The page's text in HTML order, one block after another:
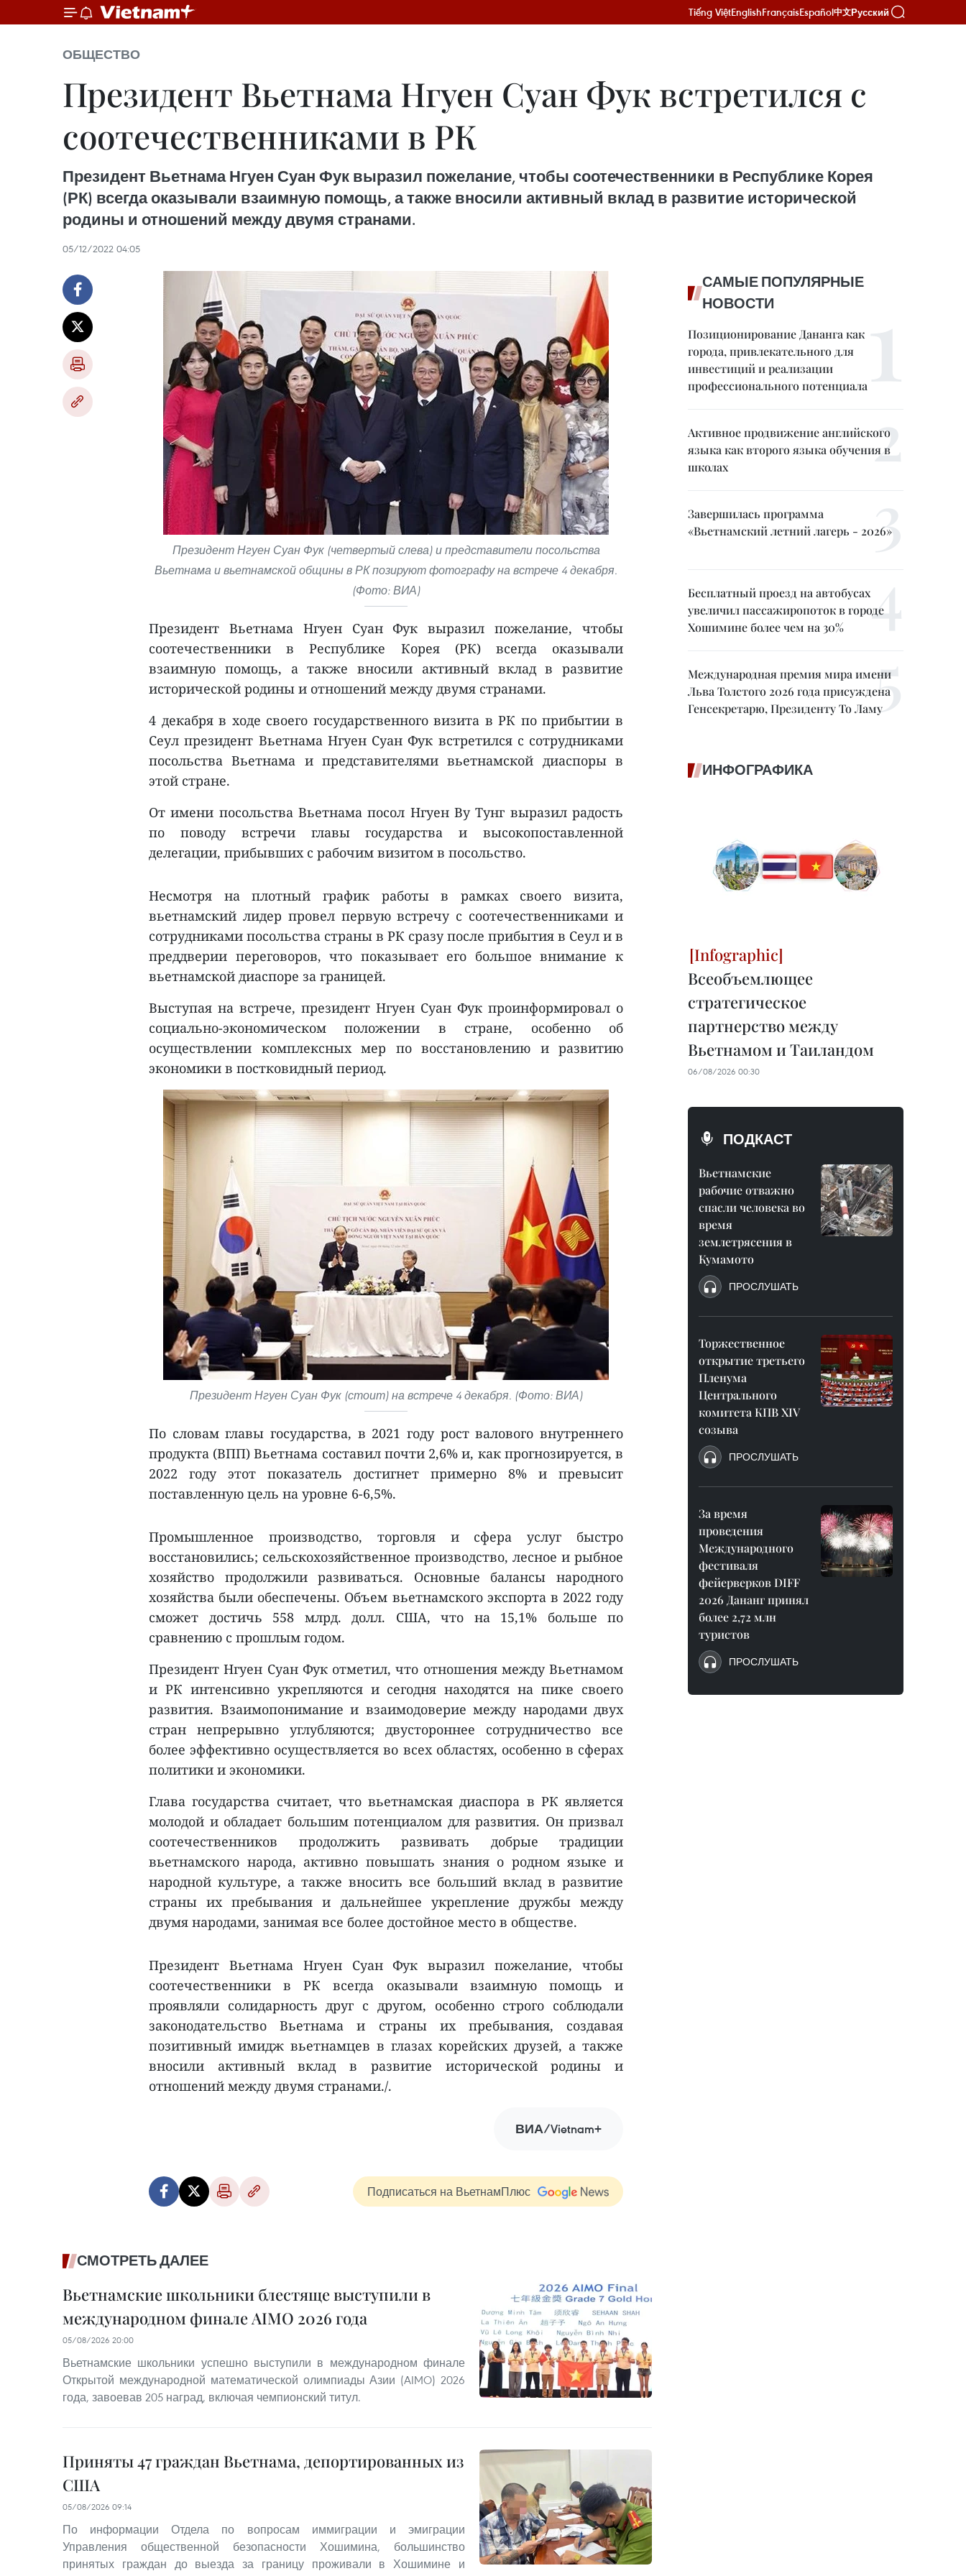
Tiếng ViệtEnglishFrançaisEspañol中文Русский
ОБЩЕСТВО
Президент Вьетнама Нгуен Суан Фук встретился с
соотечественниками в РК
Президент Вьетнама Нгуен Суан Фук выразил пожелание, чтобы соотечественники в Республике Корея
(РК) всегда оказывали взаимную помощь, а также вносили активный вклад в развитие исторической
родины и отношений между двумя странами.
05/12/2022 04:05
Президент Нгуен Суан Фук (четвертый слева) и представители посольства
Вьетнама и вьетнамской общины в РК позируют фотографу на встрече 4 декабря.
(Фото: ВИА)
Президент Вьетнама Нгуен Суан Фук выразил пожелание, чтобы
соотечественники в Республике Корея (РК) всегда оказывали
взаимную помощь, а также вносили активный вклад в развитие
исторической родины и отношений между двумя странами.
4 декабря в ходе своего государственного визита в РК по прибытии в
Сеул президент Вьетнама Нгуен Суан Фук встретился с сотрудниками
посольства Вьетнама и представителями вьетнамской диаспоры в
этой стране.
От имени посольства Вьетнама посол Нгуен Ву Тунг выразил радость
по поводу встречи главы государства и высокопоставленной
делегации, прибывших с рабочим визитом в посольство.
Несмотря на плотный график работы в рамках своего визита,
вьетнамский лидер провел первую встречу с соотечественниками и
сотрудниками посольства страны в РК сразу после прибытия в Сеул и в
преддверии переговоров, что показывает его большое внимание к
вьетнамской диаспоре за границей.
Выступая на встрече, президент Нгуен Суан Фук проинформировал о
социально-экономическом положении в стране, особенно об
осуществлении комплексных мер по восстановлению и развитию
экономики в постковидный период.
Президент Нгуен Суан Фук (стоит) на встрече 4 декабря. (Фото: ВИА)
По словам главы государства, в 2021 году рост валового внутреннего
продукта (ВПП) Вьетнама составил почти 2,6% и, как прогнозируется, в
2022 году этот показатель достигнет примерно 8% и превысит
поставленную цель на уровне 6-6,5%.
Промышленное производство, торговля и сфера услуг быстро
восстановились; сельскохозяйственное производство, лесное и рыбное
хозяйство продолжили развиваться. Основные балансы народного
хозяйства были обеспечены. Объем вьетнамского экспорта в 2022 году
сможет достичь 558 млрд. долл. США, что на 15,1% больше по
сравнению с прошлым годом.
Президент Нгуен Суан Фук отметил, что отношения между Вьетнамом
и РК интенсивно укрепляются и сегодня находятся на пике своего
развития. Взаимопонимание и взаимодоверие между народами двух
стран непрерывно углубляются; двустороннее сотрудничество все
более эффективно осуществляется во всех областях, особенно в сферах
политики и экономики.
Глава государства считает, что вьетнамская диаспора в РК является
молодой и обладает большим потенциалом для развития. Он призвал
соотечественников продолжить развивать добрые традиции
вьетнамского народа, активно повышать знания о родном языке и
народной культуре, а также вносить все больший вклад в развитие
страны их пребывания и дальнейшее укрепление дружбы между
двумя народами, занимая все более достойное место в обществе.
Президент Вьетнама Нгуен Суан Фук выразил пожелание, чтобы
соотечественники в РК всегда оказывали взаимную помощь и
проявляли солидарность друг с другом, особенно строго соблюдали
законодательство Вьетнама и страны их пребывания, создавая
позитивный имидж вьетнамцев в глазах корейских друзей, а также
вносили активный вклад в развитие исторической родины и
отношений между двумя странами./.
ВИА/Vietnam+
Подписаться на ВьетнамПлюс
СМОТРЕТЬ ДАЛЕЕ
Вьетнамские школьники блестяще выступили в
международном финале AIMO 2026 года
05/08/2026 20:00
Вьетнамские школьники успешно выступили в международном финале
Открытой международной математической олимпиады Азии (AIMO) 2026
года, завоевав 205 наград, включая чемпионский титул.
Приняты 47 граждан Вьетнама, депортированных из
США
05/08/2026 09:14
По информации Отдела по вопросам иммиграции и эмиграции
Управления общественной безопасности Хошимина, большинство
принятых граждан до выезда за границу проживали в Хошимине и
САМЫЕ ПОПУЛЯРНЫЕ
НОВОСТИ
Позиционирование Дананга как
города, привлекательного для
инвестиций и реализации
профессионального потенциала
Активное продвижение английского
языка как второго языка обучения в
школах
Завершилась программа
«Вьетнамский летний лагерь - 2026»
Бесплатный проезд на автобусах
увеличил пассажиропоток в городе
Хошимине более чем на 30%
Международная премия мира имени
Льва Толстого 2026 года присуждена
Генсекретарю, Президенту То Ламу
ИНФОГРАФИКА
Всеобъемлющее
стратегическое
партнерство между
Вьетнамом и Таиландом
06/08/2026 00:30
ПОДКАСТ
Вьетнамские
рабочие отважно
спасли человека во
время
землетрясения в
Кумамото
ПРОСЛУШАТЬ
Торжественное
открытие третьего
Пленума
Центрального
комитета КПВ XIV
созыва
ПРОСЛУШАТЬ
За время
проведения
Международного
фестиваля
фейерверков DIFF
2026 Дананг принял
более 2,72 млн
туристов
ПРОСЛУШАТЬ